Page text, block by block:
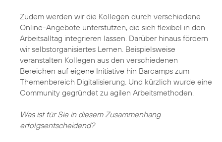
Zudem werden wir die Kollegen durch verschiedene
Online-Angebote unterstützen, die sich flexibel in den
Arbeitsalltag integrieren lassen. Darüber hinaus fördern
wir selbstorganisiertes Lernen. Beispielsweise
veranstalten Kollegen aus den verschiedenen
Bereichen auf eigene Initiative hin Barcamps zum
Themenbereich Digitalisierung. Und kürzlich wurde eine
Community gegründet zu agilen Arbeitsmethoden.
Was ist für Sie in diesem Zusammenhang
erfolgsentscheidend?